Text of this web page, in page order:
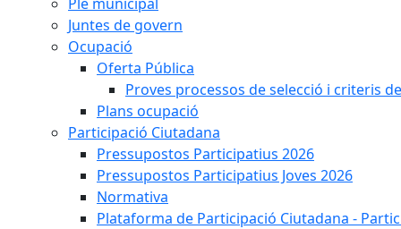
Juntes de govern
Ocupació
Oferta Pública
Proves processos de selecció i criteris
Plans ocupació
Participació Ciutadana
Pressupostos Participatius 2026
Pressupostos Participatius Joves 2026
Normativa
Plataforma de Participació Ciutadana -